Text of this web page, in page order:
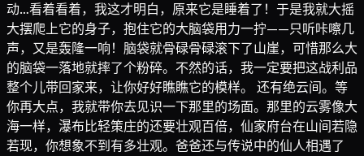
动…看着看着，我这才明白，原来它是睡着了！于是我就大摇
大摆爬上它的身子，抱住它的大脑袋用力一拧——只听咔嚓几
声，又是轰隆一响！脑袋就骨碌骨碌滚下了山崖，可惜那么大
的脑袋一落地就摔了个粉碎。不然的话，我一定要把这战利品
整个儿带回家来，让你好好瞧瞧它的模样。 还有绝云间。等
你再大点，我就带你去见识一下那里的场面。那里的云雾像大
海一样，瀑布比轻策庄的还要壮观百倍，仙家府台在山间若隐
若现，你想象不到有多壮观。爸爸还与传说中的仙人相遇了